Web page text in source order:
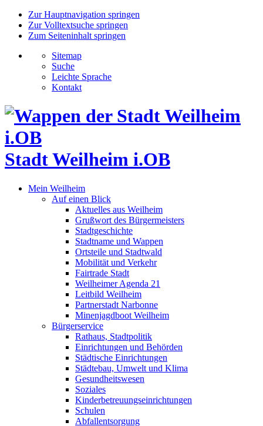
Zur Hauptnavigation springen
Zur Volltextsuche springen
Zum Seiteninhalt springen
Sitemap
Suche
Leichte Sprache
Kontakt
Stadt Weilheim i.OB
Mein Weilheim
Auf einen Blick
Aktuelles aus Weilheim
Grußwort des Bürgermeisters
Stadtgeschichte
Stadtname und Wappen
Ortsteile und Stadtwald
Mobilität und Verkehr
Fairtrade Stadt
Weilheimer Agenda 21
Leitbild Weilheim
Partnerstadt Narbonne
Minenjagdboot Weilheim
Bürgerservice
Rathaus, Stadtpolitik
Einrichtungen und Behörden
Städtische Einrichtungen
Städtebau, Umwelt und Klima
Gesundheitswesen
Soziales
Kinderbetreuungseinrichtungen
Schulen
Abfallentsorgung